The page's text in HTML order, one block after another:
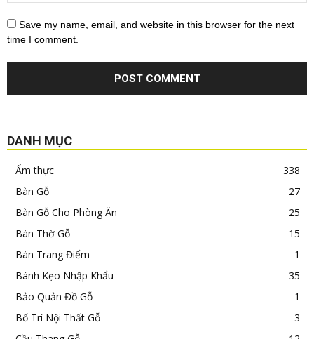
Save my name, email, and website in this browser for the next
time I comment.
DANH MỤC
Ẩm thực
338
Bàn Gỗ
27
Bàn Gỗ Cho Phòng Ăn
25
Bàn Thờ Gỗ
15
Bàn Trang Điểm
1
Bánh Kẹo Nhập Khẩu
35
Bảo Quản Đồ Gỗ
1
Bố Trí Nội Thất Gỗ
3